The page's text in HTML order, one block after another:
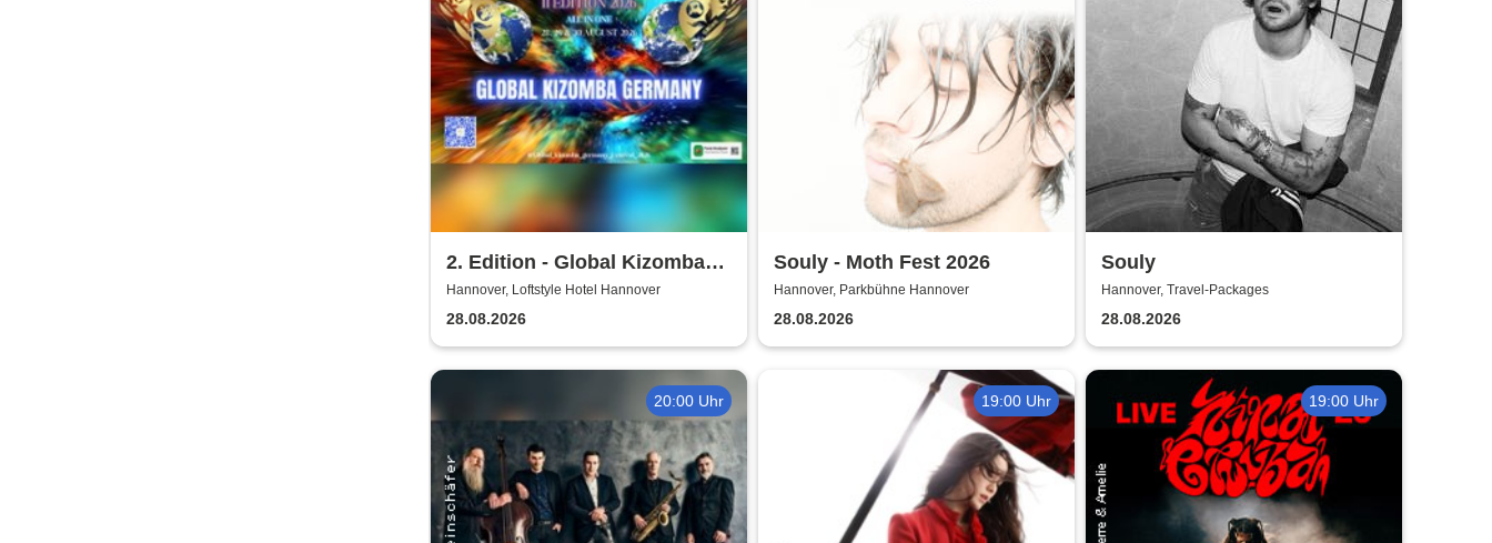
2. Edition - Global Kizomba
Germany Festival
Hannover, Loftstyle Hotel Hannover
28.08.2026
Souly - Moth Fest 2026
Hannover, Parkbühne Hannover
28.08.2026
Souly
Hannover, Travel-Packages
28.08.2026
20:00 Uhr 19:00 Uhr 19:00 Uhr